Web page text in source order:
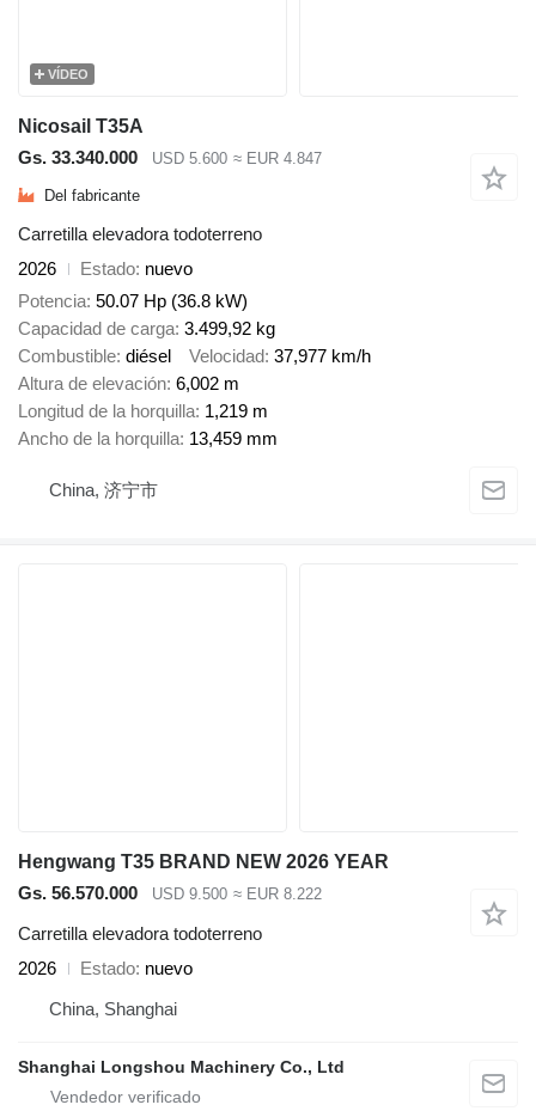
VÍDEO
Nicosail T35A
Gs. 33.340.000
USD 5.600 ≈ EUR 4.847
Del fabricante
Carretilla elevadora todoterreno
2026
Estado nuevo
Potencia 50.07 Hp (36.8 kW)
Capacidad de carga 3.499,92 kg
Combustible diésel Velocidad 37,977 km/h
Altura de elevación 6,002 m
Longitud de la horquilla 1,219 m
Ancho de la horquilla 13,459 mm
China, 济宁市
Hengwang T35 BRAND NEW 2026 YEAR
Gs. 56.570.000
USD 9.500 ≈ EUR 8.222
Carretilla elevadora todoterreno
2026
Estado nuevo
China, Shanghai
Shanghai Longshou Machinery Co., Ltd